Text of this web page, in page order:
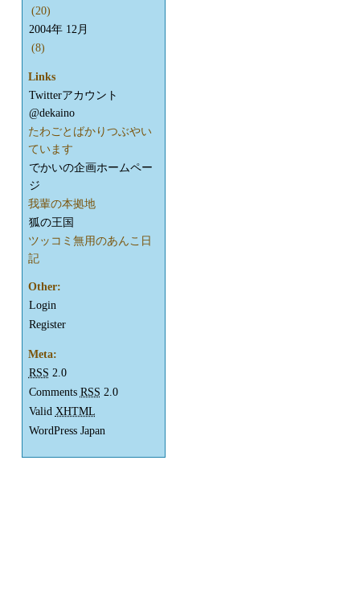
(20)
2004年 12月
(8)
Links
Twitterアカウント
@dekaino
たわごとばかりつぶやい
ています
でかいの企画ホームペー
ジ
我輩の本拠地
狐の王国
ツッコミ無用のあんこ日
記
Other:
Login
Register
Meta:
RSS 2.0
Comments RSS 2.0
Valid XHTML
WordPress Japan